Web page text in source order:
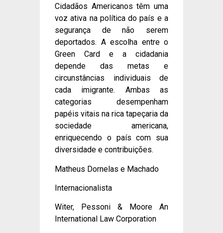
Cidadãos Americanos têm uma
voz ativa na política do país e a
segurança de não serem
deportados. A escolha entre o
Green Card e a cidadania
depende das metas e
circunstâncias individuais de
cada imigrante. Ambas as
categorias desempenham
papéis vitais na rica tapeçaria da
sociedade americana,
enriquecendo o país com sua
diversidade e contribuições.
Matheus Dornelas e Machado
Internacionalista
Witer, Pessoni & Moore An
International Law Corporation